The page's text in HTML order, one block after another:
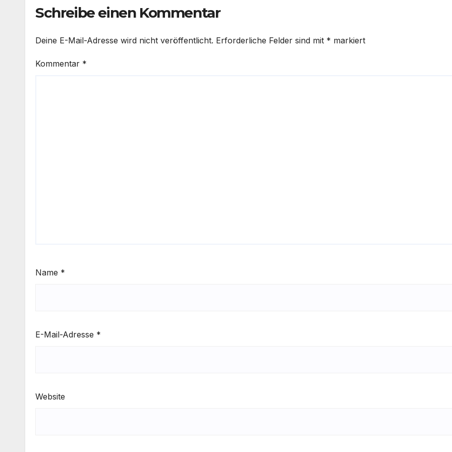
Schreibe einen Kommentar
Deine E-Mail-Adresse wird nicht veröffentlicht. Erforderliche Felder sind mit * markiert
Kommentar *
Name *
E-Mail-Adresse *
Website